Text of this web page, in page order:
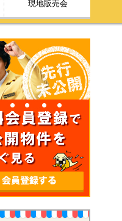
現地販売会